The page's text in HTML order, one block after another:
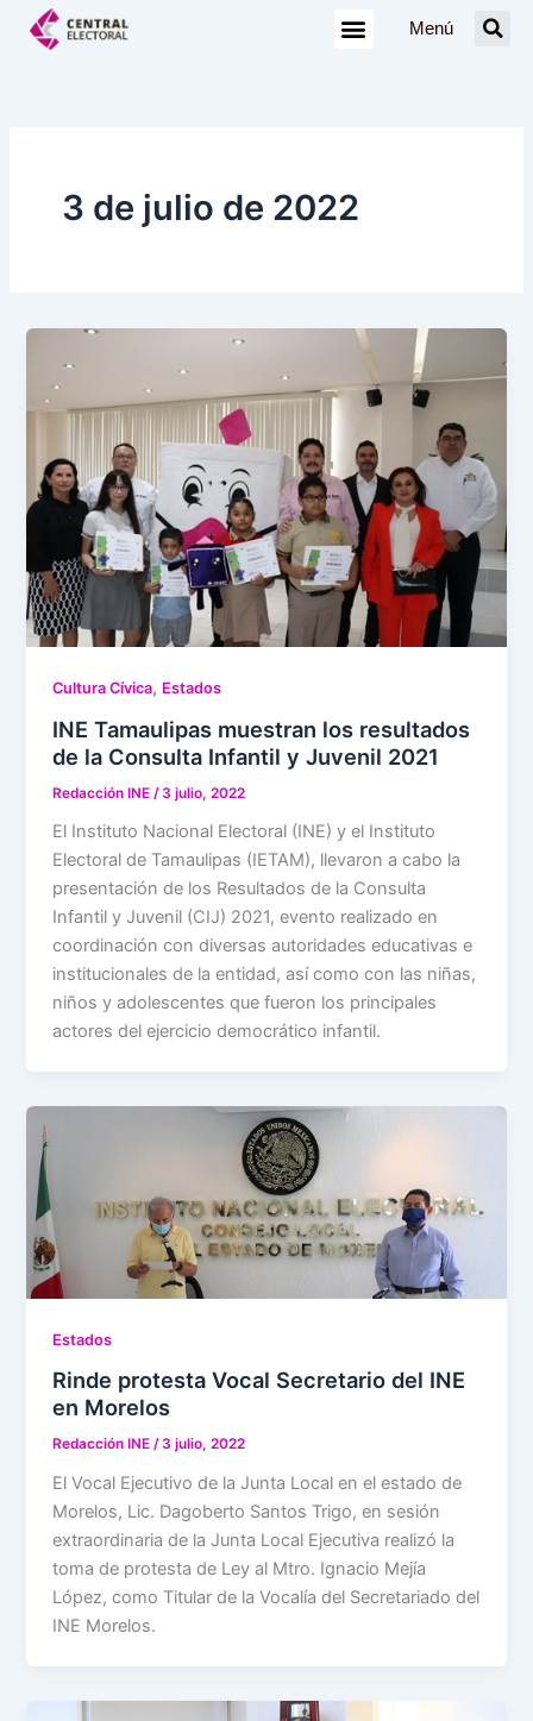
Menú
3 de julio de 2022
Cultura Cívica, Estados
INE Tamaulipas muestran los resultados
de la Consulta Infantil y Juvenil 2021
Redacción INE /3 julio, 2022
El Instituto Nacional Electoral (INE) y el Instituto
Electoral de Tamaulipas (IETAM), llevaron a cabo la
presentación de los Resultados de la Consulta
Infantil y Juvenil (CIJ) 2021, evento realizado en
coordinación con diversas autoridades educativas e
institucionales de la entidad, así como con las niñas,
niños y adolescentes que fueron los principales
actores del ejercicio democrático infantil.
Estados
Rinde protesta Vocal Secretario del INE
en Morelos
Redacción INE/3 julio, 2022
El Vocal Ejecutivo de la Junta Local en el estado de
Morelos, Lic. Dagoberto Santos Trigo, en sesión
extraordinaria de la Junta Local Ejecutiva realizó la
toma de protesta de Ley al Mtro. Ignacio Mejía
López, como Titular de la Vocalía del Secretariado del
INE Morelos.